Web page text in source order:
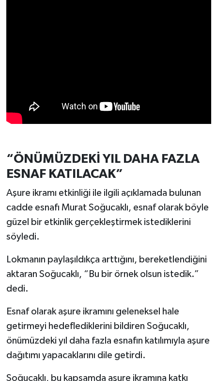
“ÖNÜMÜZDEKİ YIL DAHA FAZLA
ESNAF KATILACAK”
Aşure ikramı etkinliği ile ilgili açıklamada bulunan
cadde esnafı Murat Soğucaklı, esnaf olarak böyle
güzel bir etkinlik gerçekleştirmek istediklerini
söyledi.
Lokmanın paylaşıldıkça arttığını, bereketlendiğini
aktaran Soğucaklı, “Bu bir örnek olsun istedik.”
dedi.
Esnaf olarak aşure ikramını geleneksel hale
getirmeyi hedeflediklerini bildiren Soğucaklı,
önümüzdeki yıl daha fazla esnafın katılımıyla aşure
dağıtımı yapacaklarını dile getirdi.
Soğucaklı, bu kapsamda aşure ikramına katkı